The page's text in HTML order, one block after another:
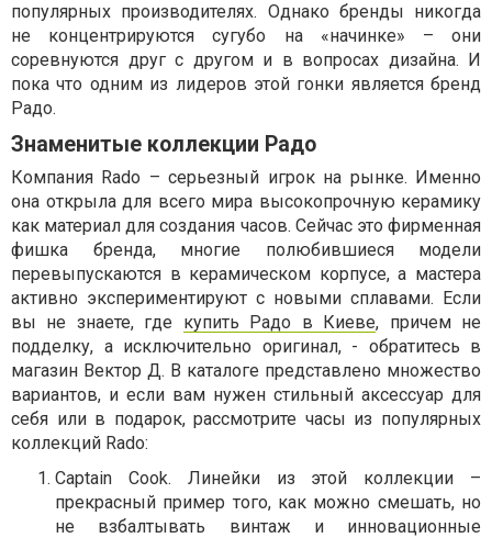
популярных производителях. Однако бренды никогда
не концентрируются сугубо на «начинке» – они
соревнуются друг с другом и в вопросах дизайна. И
пока что одним из лидеров этой гонки является бренд
Радо.
Знаменитые коллекции Радо
Компания Rado – серьезный игрок на рынке. Именно
она открыла для всего мира высокопрочную керамику
как материал для создания часов. Сейчас это фирменная
фишка бренда, многие полюбившиеся модели
перевыпускаются в керамическом корпусе, а мастера
активно экспериментируют с новыми сплавами. Если
вы не знаете, где купить Радо в Киеве, причем не
подделку, а исключительно оригинал, - обратитесь в
магазин Вектор Д. В каталоге представлено множество
вариантов, и если вам нужен стильный аксессуар для
себя или в подарок, рассмотрите часы из популярных
коллекций Rado:
Captain Cook. Линейки из этой коллекции –
прекрасный пример того, как можно смешать, но
не взбалтывать винтаж и инновационные